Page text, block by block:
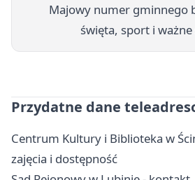
Majowy numer gminnego
święta, sport i
Przydatne dane
Centrum Kultury i Biblioteka w
zajęcia i dostępność